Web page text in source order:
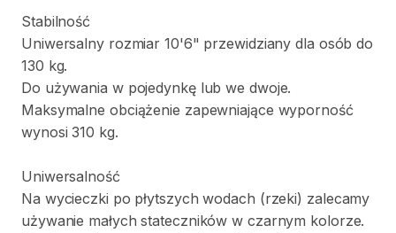
Stabilność
Uniwersalny rozmiar 10'6" przewidziany dla osób do
130 kg.
Do używania w pojedynkę lub we dwoje.
Maksymalne obciążenie zapewniające wyporność
wynosi 310 kg.
Uniwersalność
Na wycieczki po płytszych wodach (rzeki) zalecamy
używanie małych stateczników w czarnym kolorze.